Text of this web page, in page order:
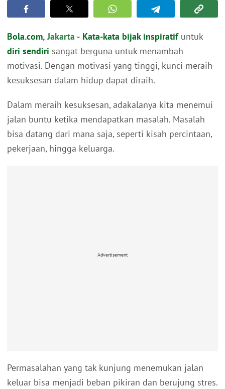
Bola.com, Jakarta - Kata-kata bijak inspiratifuntuk
diri sendiri sangat berguna untuk menambah
motivasi. Dengan motivasi yang tinggi, kunci meraih
kesuksesan dalam hidup dapat diraih.
Dalam meraih kesuksesan, adakalanya kita menemui
jalan buntu ketika mendapatkan masalah. Masalah
bisa datang dari mana saja, seperti kisah percintaan,
pekerjaan, hingga keluarga.
Advertisement
Permasalahan yang tak kunjung menemukan jalan
keluar bisa menjadi beban pikiran dan berujung stres.